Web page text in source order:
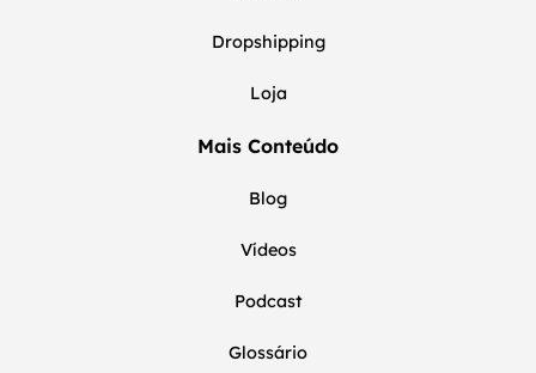
Dropshipping
Loja
Mais Conteúdo
Blog
Vídeos
Podcast
Glossário